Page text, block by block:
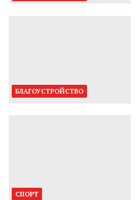
БЛАГОУСТРОЙСТВО
СПОРТ